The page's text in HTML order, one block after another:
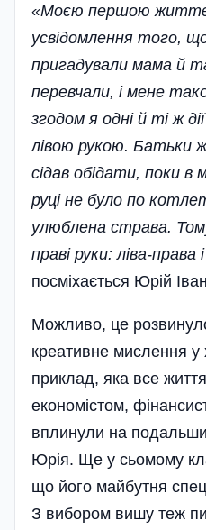
«Моєю першою
усвідомлення того,
пригадували мама й
перевчали, і мене
згодом я одні й ті ж
лівою рукою. Батьки
сідав обідати, поки в
руці не було по
улюблена страва.
праві руки: ліва-права
посміхається Юрій
Можливо, це
креативне мислення
приклад, яка все
економістом,
вплинули на
Юрія. Ще у сьомому
що його майбутня
З вибором вишу теж